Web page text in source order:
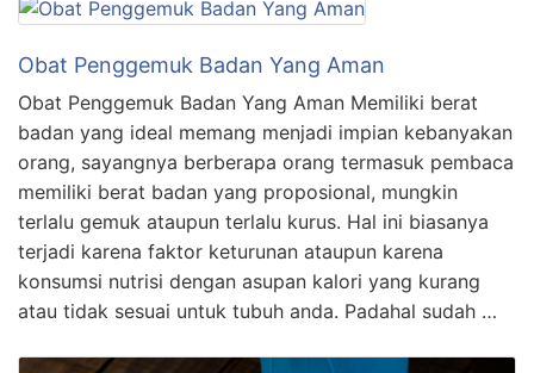
Obat Penggemuk Badan Yang Aman
Obat Penggemuk Badan Yang Aman Memiliki berat
badan yang ideal memang menjadi impian kebanyakan
orang, sayangnya berberapa orang termasuk pembaca
memiliki berat badan yang proposional, mungkin
terlalu gemuk ataupun terlalu kurus. Hal ini biasanya
terjadi karena faktor keturunan ataupun karena
konsumsi nutrisi dengan asupan kalori yang kurang
atau tidak sesuai untuk tubuh anda. Padahal sudah …